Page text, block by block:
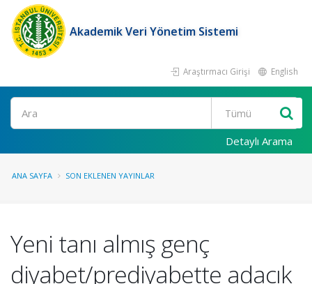
Akademik Veri Yönetim Sistemi
Araştırmacı Girişi English
Ara
Detaylı Arama
ANA SAYFA SON EKLENEN YAYINLAR
Yeni tanı almış genç
diyabet/prediyabette adacık